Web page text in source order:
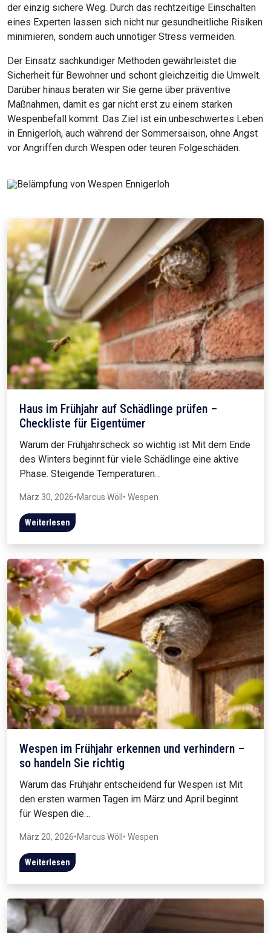
der einzig sichere Weg. Durch das rechtzeitige Einschalten
eines Experten lassen sich nicht nur gesundheitliche Risiken
minimieren, sondern auch unnötiger Stress vermeiden.
Der Einsatz sachkundiger Methoden gewährleistet die
Sicherheit für Bewohner und schont gleichzeitig die Umwelt.
Darüber hinaus beraten wir Sie gerne über präventive
Maßnahmen, damit es gar nicht erst zu einem starken
Wespenbefall kommt. Das Ziel ist ein unbeschwertes Leben
in Ennigerloh, auch während der Sommersaison, ohne Angst
vor Angriffen durch Wespen oder teuren Folgeschäden.
Haus im Frühjahr auf Schädlinge prüfen –
Checkliste für Eigentümer
Warum der Frühjahrscheck so wichtig ist Mit dem Ende
des Winters beginnt für viele Schädlinge eine aktive
Phase. Steigende Temperaturen…
März 30, 2026•Marcus Wöll • Wespen
Weiterlesen
Wespen im Frühjahr erkennen und verhindern –
so handeln Sie richtig
Warum das Frühjahr entscheidend für Wespen ist Mit
den ersten warmen Tagen im März und April beginnt
für Wespen die…
März 20, 2026•Marcus Wöll • Wespen
Weiterlesen